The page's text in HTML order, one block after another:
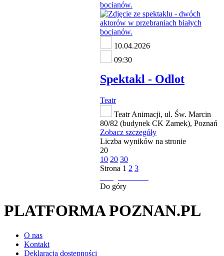
10.04.2026
09:30
Spektakl - Odlot
Teatr
Teatr Animacji, ul. Św. Marcin
80/82 (budynek CK Zamek), Poznań
Zobacz szczegóły
Liczba wyników na stronie
20
10 20 30
Strona 1 2 3
Do góry
PLATFORMA POZNAN.PL
O nas
Kontakt
Deklaracja dostępności